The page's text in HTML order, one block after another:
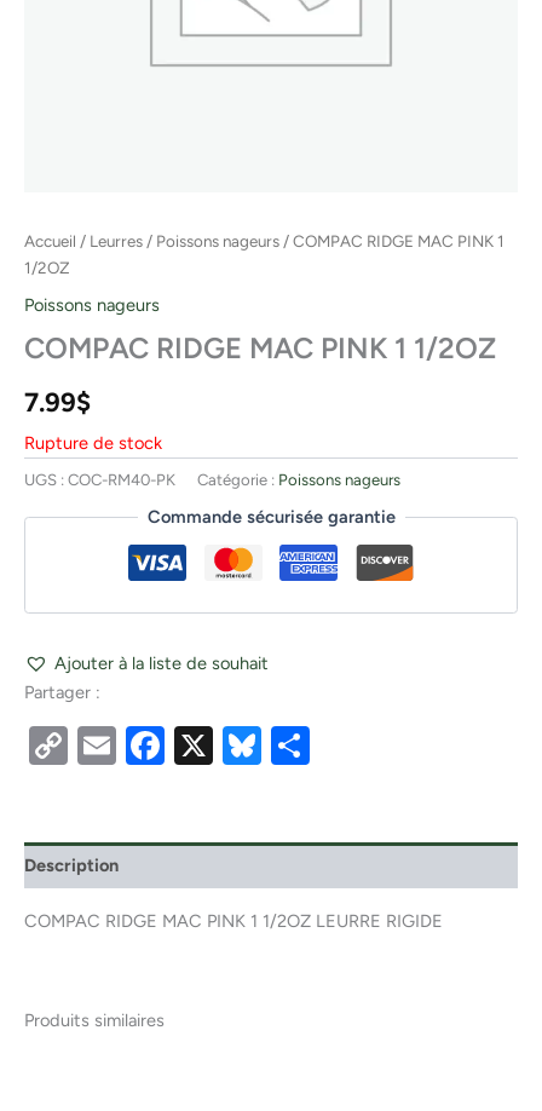
Accueil / Leurres / Poissons nageurs / COMPAC RIDGE MAC PINK 1
1/2OZ
Poissons nageurs
COMPAC RIDGE MAC PINK 1 1/2OZ
7.99$
Rupture de stock
UGS : COC-RM40-PK Catégorie : Poissons nageurs
Commande sécurisée garantie
Ajouter à la liste de souhait
Partager :
CopyEmailFacebook
X Bluesky
Description
COMPAC RIDGE MAC PINK 1 1/2OZ LEURRE RIGIDE
Produits similaires